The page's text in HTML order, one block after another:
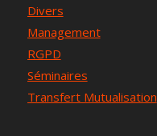
Divers
Management
RGPD
Séminaires
Transfert Mutualisation